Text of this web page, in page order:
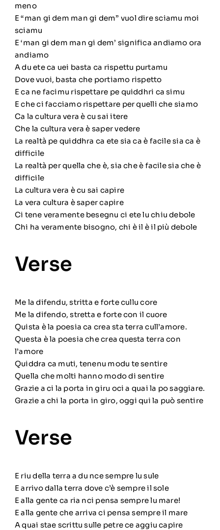
meno
E “man gi dem man gi dem” vuol dire sciamu moi
sciamu
E ‘man gi dem man gi dem’ significa andiamo ora
andiamo
A du ete ca uei basta ca rispettu purtamu
Dove vuoi, basta che portiamo rispetto
E ca ne facimu rispettare pe quiddhri ca simu
E che ci facciamo rispettare per quelli che siamo
Ca la cultura vera è cu sai itere
Che la cultura vera è saper vedere
La realtà pe quiddhra ca ete sia ca è facile sia ca è
difficile
La realtà per quella che è, sia che è facile sia che è
difficile
La cultura vera è cu sai capire
La vera cultura è saper capire
Ci tene veramente besegnu ci ete lu chiu debole
Chi ha veramente bisogno, chi è il è il più debole
Verse
Me la difendu, stritta e forte cullu core
Me la difendo, stretta e forte con il cuore
Quista è la poesia ca crea sta terra cull’amore.
Questa è la poesia che crea questa terra con
l’amore
Quiddra ca muti, tenenu modu te sentire
Quella che molti hanno modo di sentire
Grazie a ci la porta in giru oci a quai la po saggiare.
Grazie a chi la porta in giro, oggi qui la può sentire
Verse
E riu della terra a du nce sempre lu sule
E arrivo dalla terra dove c’è sempre il sole
E alla gente ca ria nci pensa sempre lu mare!
E alla gente che arriva ci pensa sempre il mare
A quai stae scrittu sulle petre ce aggiu capire